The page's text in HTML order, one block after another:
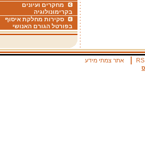
מחקרים ועיונים
בקרימונולוגיה
סקירות מחלקת איסוף
בפורטל הגורם האנושי
אתר צמתי מידע